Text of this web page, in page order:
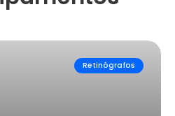
Retinógrafos